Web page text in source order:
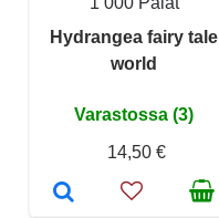
Hydrangea fairy tale
world
Varastossa (3)
14,50 €